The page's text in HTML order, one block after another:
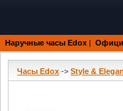
Наручные часы Edox |
Часы Edox ->Style &